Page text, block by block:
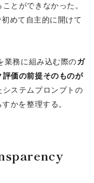
とができなかった。
めて自主的に開けて
業務に組み込む際のガ
価の前提そのものが
ステムプロンプトの
かを整理する。